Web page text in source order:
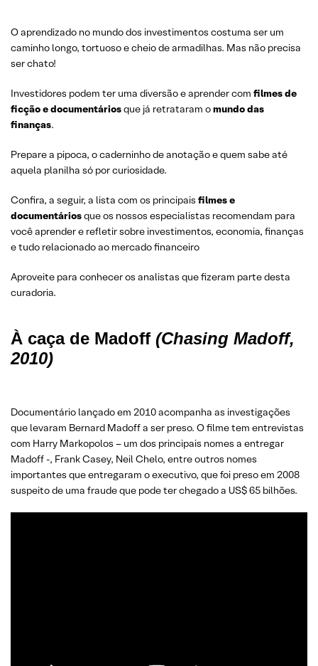
TRABALHO INTERNO (2011)
QUANTS: OS ALQUIMISTAS DE WALL STREET (2010)
ENRON: OS MAIS ESPERTOS DA SALA (2005)
APOSTANDO NO ZERO (2017)
THE INVENTOR: OUT FOR BLOOD IN SILICON VALLEY (2019)
WALL STREET – PODER E COBIÇA (WALL STREET, 1987)
O aprendizado no mundo dos investimentos costuma ser um
caminho longo, tortuoso e cheio de armadilhas. Mas não precisa
ser chato!
Investidores podem ter uma diversão e aprender com filmes de
ficção e documentáriosque já retrataram omundo das
finanças.
Prepare a pipoca, o caderninho de anotação e quem sabe até
aquela planilha só por curiosidade.
Confira, a seguir, a lista com os principais filmes e
documentáriosque os nossos especialistas recomendam para
você aprender e refletir sobre investimentos, economia, finanças
e tudo relacionado ao mercado financeiro
Aproveite para conhecer os analistas que fizeram parte desta
curadoria.
À caça de Madoff (Chasing Madoff,
2010)
Documentário lançado em 2010 acompanha as investigações
que levaram Bernard Madoff a ser preso. O filme tem entrevistas
com Harry Markopolos – um dos principais nomes a entregar
Madoff -, Frank Casey, Neil Chelo, entre outros nomes
importantes que entregaram o executivo, que foi preso em 2008
suspeito de uma fraude que pode ter chegado a US$ 65 bilhões.